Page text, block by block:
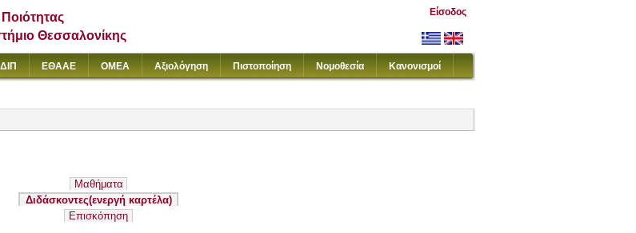
Θεσσαλονίκης
Είσοδος
ΕΘΑΑΕ ΟΜΕΑ Αξιολόγηση Πιστοποίηση Νομοθεσία Κανονισμοί
Μαθήματα
Διδάσκοντες(ενεργή καρτέλα)
Επισκόπηση